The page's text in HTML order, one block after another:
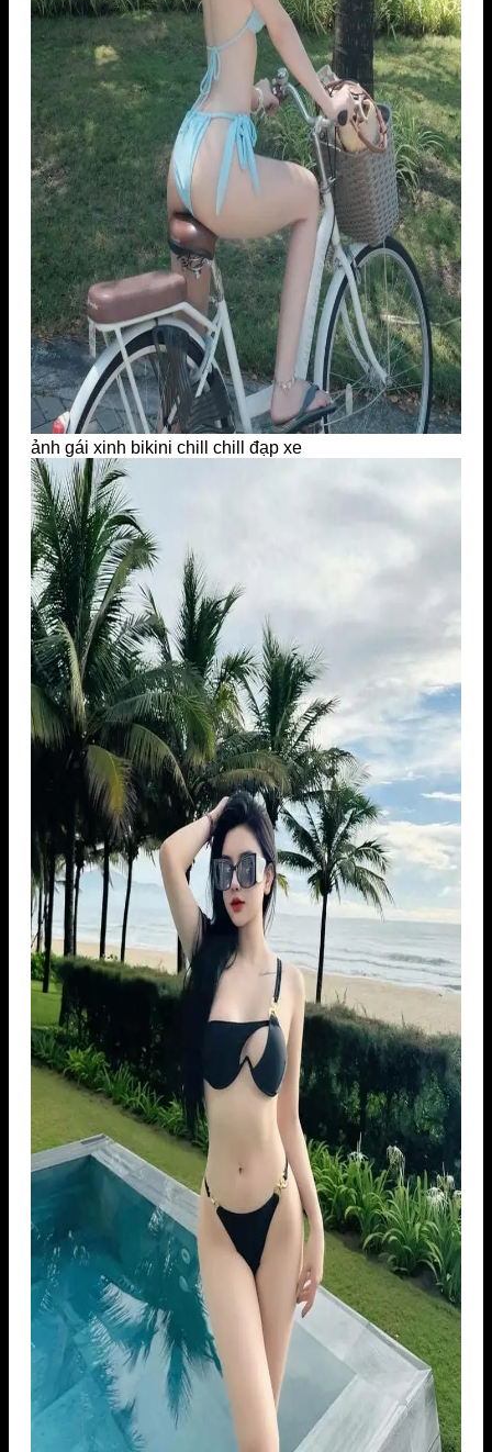
ảnh gái xinh bikini chill chill đạp xe